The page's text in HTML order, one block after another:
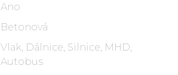
Ano
Betonová
Vlak, Dálnice, Silnice, MHD,
Autobus